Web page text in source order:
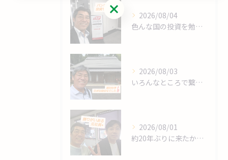
2026/08/04
色んな国の投資を勉強します❗
2026/08/03
いろんなところで繋がりますね～❗
2026/08/01
約20年ぶりに来たかな⁉️
お問い合わせはこちら